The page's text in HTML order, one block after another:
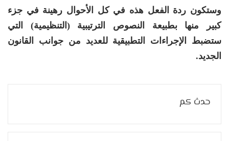
وستكون ردة الفعل هذه في كل الأحوال رهينة في جزء
كبير منها بطبيعة النصوص الترتيبية (التنظيمية) التي
ستضبط الإجراءات التطبيقية للعديد من جوانب القانون
الجديد.
حدث كم